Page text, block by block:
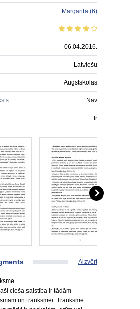
Margarita (6)
06.04.2016.
Latviešu
Augstskolas
Nav
Ir
Aizvērt
cieša saistība ir tādām
un trauksmei. Trauksme